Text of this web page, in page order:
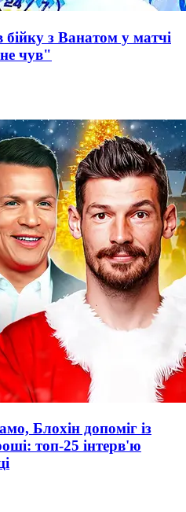
з Ванатом у матчі
чув"
Блохін допоміг із
топ-25 інтерв'ю